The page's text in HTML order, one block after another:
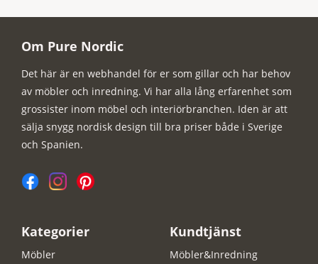
Om Pure Nordic
Det här är en webhandel för er som gillar och har behov
av möbler och inredning. Vi har alla lång erfarenhet som
grossister inom möbel och interiörbranchen. Iden är att
sälja snygg nordisk design till bra priser både i Sverige
och Spanien.
Kategorier
Möbler
Kundtjänst
Möbler&Inredning